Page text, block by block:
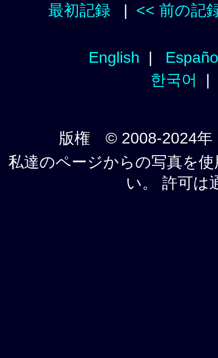
最初記録 | << 前の記
English |
한국어
版権 © 2008-2024年
私達のページからの写真を
い。 許可は